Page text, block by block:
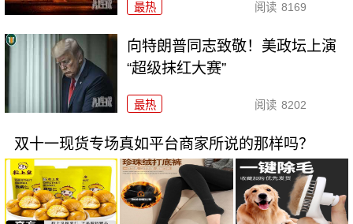
最热 阅读 8169
向特朗普同志致敬！美政坛上演
“超级抹红大赛”
最热 阅读 8202
双十一现货专场真如平台商家所说的那样吗？